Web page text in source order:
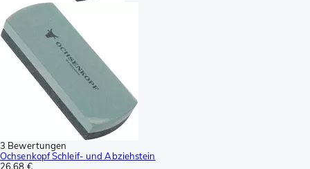
3 Bewertungen
Ochsenkopf Schleif- und Abziehstein
26,68 €